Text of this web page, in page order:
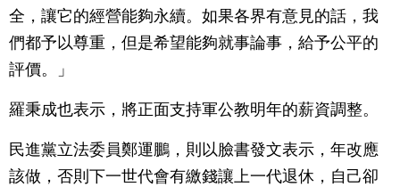
全，讓它的經營能夠永續。如果各界有意見的話，我
們都予以尊重，但是希望能夠就事論事，給予公平的
評價。」
羅秉成也表示，將正面支持軍公教明年的薪資調整。
民進黨立法委員鄭運鵬，則以臉書發文表示，年改應
該做，否則下一世代會有繳錢讓上一代退休，自己卻